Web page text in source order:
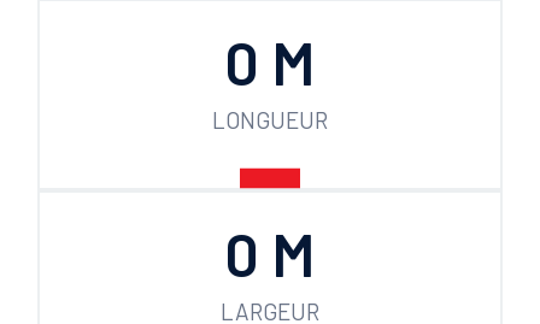
LONGUEUR
0 M
LARGEUR
0 M